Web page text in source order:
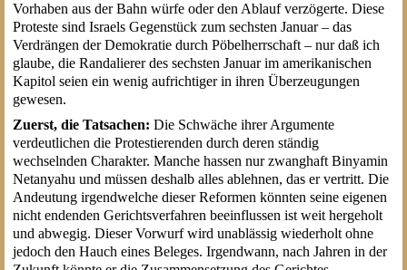
Vorhaben aus der Bahn würfe oder den Ablauf verzögerte. Diese
Proteste sind Israels Gegenstück zum sechsten Januar – das
Verdrängen der Demokratie durch Pöbelherrschaft – nur daß ich
glaube, die Randalierer des sechsten Januar im amerikanischen
Kapitol seien ein wenig aufrichtiger in ihren Überzeugungen
gewesen.
Zuerst, die Tatsachen: Die Schwäche ihrer Argumente
verdeutlichen die Protestierenden durch deren ständig
wechselnden Charakter. Manche hassen nur zwanghaft Binyamin
Netanyahu und müssen deshalb alles ablehnen, das er vertritt. Die
Andeutung irgendwelche dieser Reformen könnten seine eigenen
nicht endenden Gerichtsverfahren beeinflussen ist weit hergeholt
und abwegig. Dieser Vorwurf wird unablässig wiederholt ohne
jedoch den Hauch eines Beleges. Irgendwann, nach Jahren in der